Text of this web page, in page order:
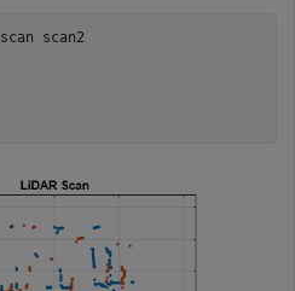
scan
scan2